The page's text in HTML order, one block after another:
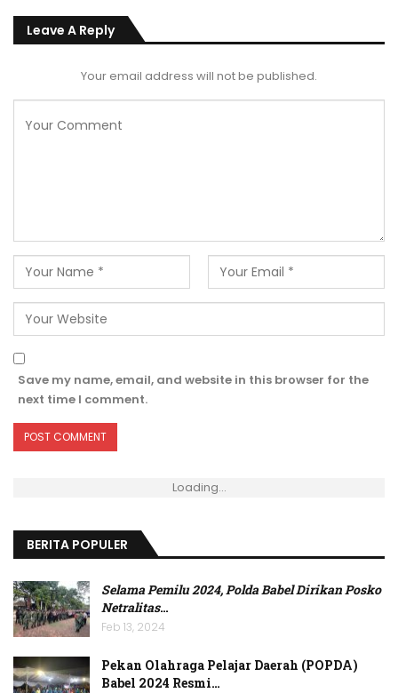
Leave A Reply
Your email address will not be published.
Save my name, email, and website in this browser for the
next time I comment.
Loading...
BERITA POPULER
Selama Pemilu 2024, Polda Babel Dirikan Posko
Netralitas…
Feb 13, 2024
Pekan Olahraga Pelajar Daerah (POPDA)
Babel 2024 Resmi…